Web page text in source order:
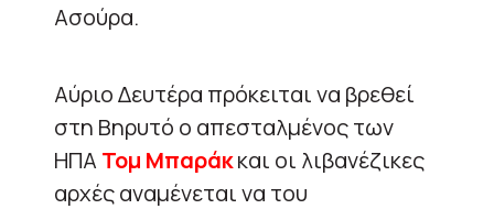
Ασούρα.
Αύριο Δευτέρα πρόκειται να βρεθεί
στη Βηρυτό ο απεσταλμένος των
ΗΠΑ Τομ Μπαράκκαι οι λιβανέζικες
αρχές αναμένεται να του